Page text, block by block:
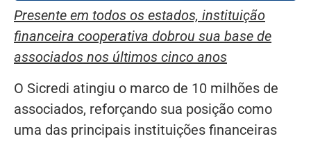
Presente em todos os estados, instituição
financeira cooperativa dobrou sua base de
associados nos últimos cinco anos
O Sicredi atingiu o marco de 10 milhões de
associados, reforçando sua posição como
uma das principais instituições financeiras